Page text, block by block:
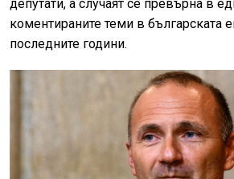
депутати, а случаят се превърна в
коментираните теми в българската
последните години.